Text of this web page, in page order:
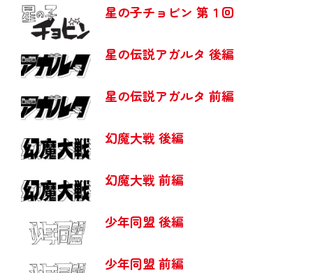
星の子チョビン 第１回
星の伝説アガルタ 後編
星の伝説アガルタ 前編
幻魔大戦 後編
幻魔大戦 前編
少年同盟 後編
少年同盟 前編